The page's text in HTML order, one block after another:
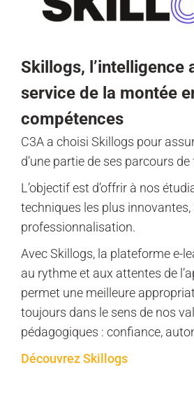
Skillogs, l’intelligence
service de la montée
compétences
C3A a choisi Skillogs pour
d’une partie de ses parcours
L’objectif est d’offrir à nos
techniques les plus innovantes,
professionnalisation.
Avec Skillogs, la plateforme e-
au rythme et aux attentes de
permet une meilleure
toujours dans le sens de nos
pédagogiques : confiance,
Découvrez Skillogs